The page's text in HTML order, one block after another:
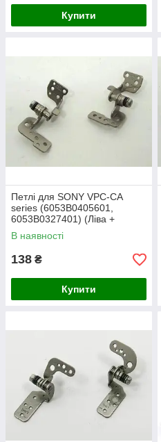
Купити
Петлі для SONY VPC-CA
series (6053B0405601,
6053B0327401) (Ліва +
права)
В наявності
138 ₴
Купити